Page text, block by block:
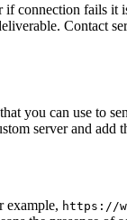
if connection fails it
Contact
you can use to
server and
example, https://